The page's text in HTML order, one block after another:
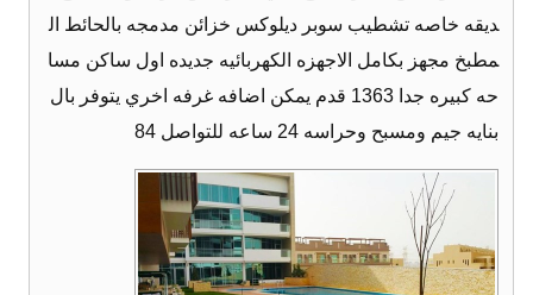
ديقه خاصه تشطيب سوبر ديلوكس خزائن مدمجه بالحائط ال
مطبخ مجهز بكامل الاجهزه الكهربائيه جديده اول ساكن مسا
حه كبيره جدا 1363 قدم يمكن اضافه غرفه اخري يتوفر بال
بنايه جيم ومسبح وحراسه 24 ساعه للتواصل 84